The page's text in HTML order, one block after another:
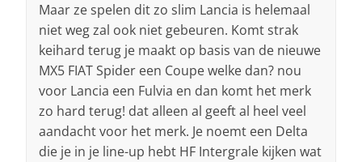
Maar ze spelen dit zo slim Lancia is helemaal
niet weg zal ook niet gebeuren. Komt strak
keihard terug je maakt op basis van de nieuwe
MX5 FIAT Spider een Coupe welke dan? nou
voor Lancia een Fulvia en dan komt het merk
zo hard terug! dat alleen al geeft al heel veel
aandacht voor het merk. Je noemt een Delta
die je in je line-up hebt HF Intergrale kijken wat